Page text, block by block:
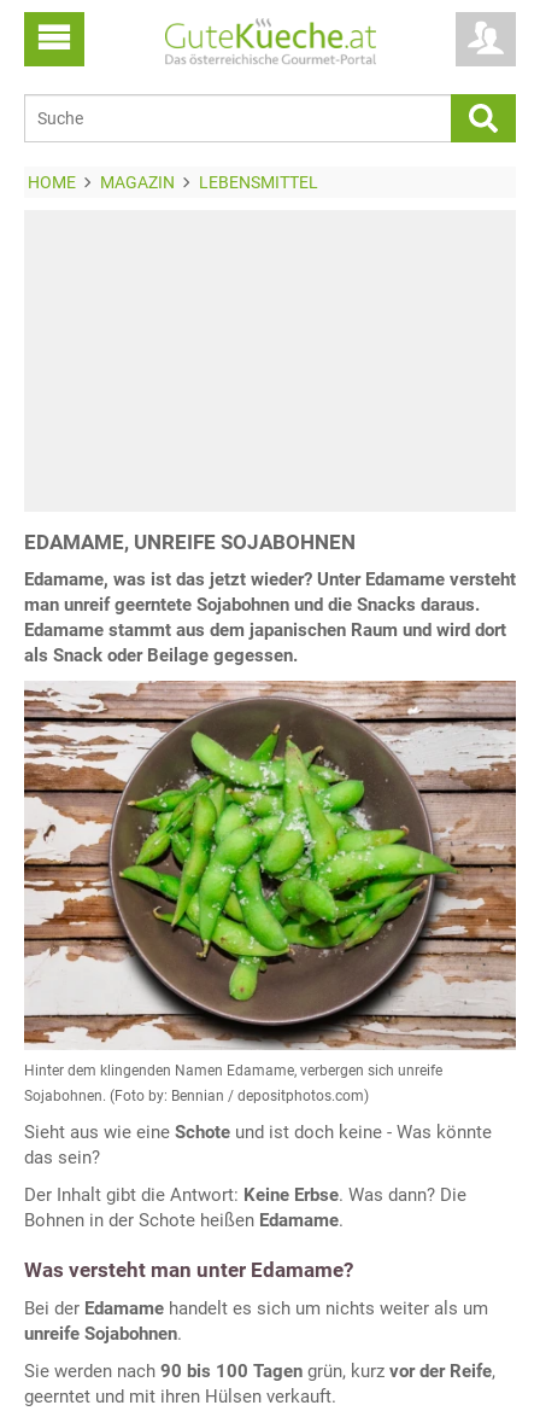
HOME MAGAZIN LEBENSMITTEL
EDAMAME, UNREIFE SOJABOHNEN
Edamame, was ist das jetzt wieder? Unter Edamame versteht
man unreif geerntete Sojabohnen und die Snacks daraus.
Edamame stammt aus dem japanischen Raum und wird dort
als Snack oder Beilage gegessen.
Hinter dem klingenden Namen Edamame, verbergen sich unreife
Sojabohnen. (Foto by: Bennian / depositphotos.com)
Sieht aus wie eine Schote und ist doch keine - Was könnte
das sein?
Der Inhalt gibt die Antwort: Keine Erbse. Was dann? Die
Bohnen in der Schote heißen Edamame.
Was versteht man unter Edamame?
Bei der Edamame handelt es sich um nichts weiter als um
unreife Sojabohnen.
Sie werden nach 90 bis 100 Tagen grün, kurz vor der Reife,
geerntet und mit ihren Hülsen verkauft.